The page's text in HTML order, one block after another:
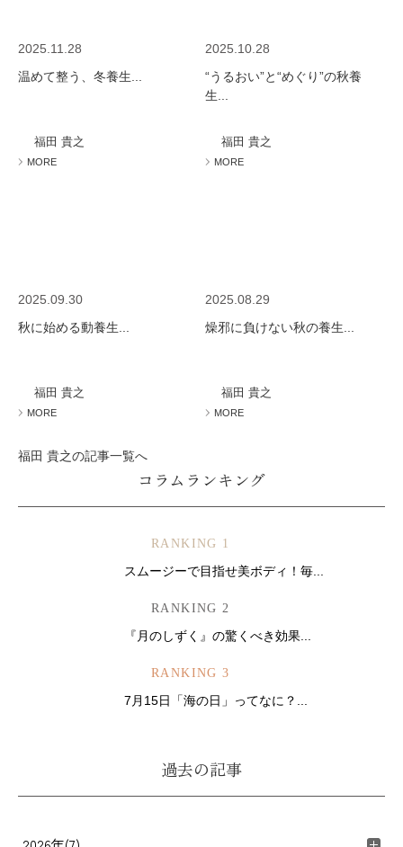
2025.11.28
温めて整う、冬養生...
福田 貴之
MORE
2025.10.28
“うるおい”と“めぐり”の秋養
生...
福田 貴之
MORE
2025.09.30
秋に始める動養生...
福田 貴之
MORE
2025.08.29
燥邪に負けない秋の養生...
福田 貴之
MORE
福田 貴之の記事一覧へ
コラムランキング
RANKING 1
スムージーで目指せ美ボディ！毎...
RANKING 2
『月のしずく』の驚くべき効果...
RANKING 3
7月15日「海の日」ってなに？...
過去の記事